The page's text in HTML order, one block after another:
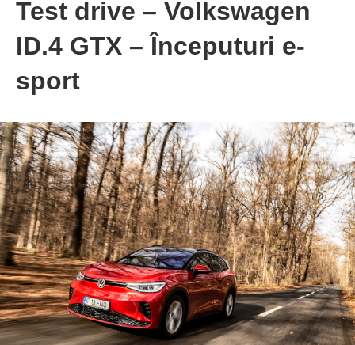
Test drive – Volkswagen
ID.4 GTX – Începuturi e-
sport